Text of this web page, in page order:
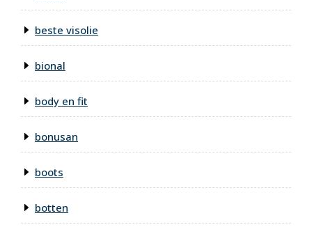
beste visolie
bional
body en fit
bonusan
boots
botten